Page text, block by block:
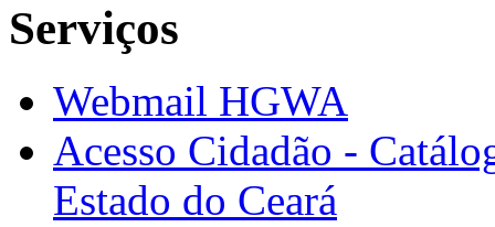
Serviços
Webmail HGWA
Acesso Cidadão -
Estado do Ceará